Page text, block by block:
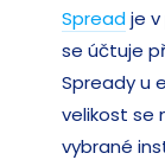
Spreadje
se účtuje
Spready u
velikost se
vybrané